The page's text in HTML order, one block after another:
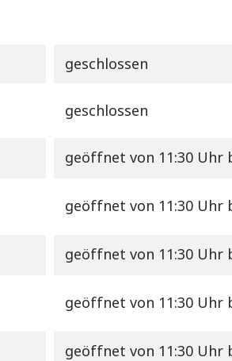
geschlossen
geschlossen
geöffnet von 11:30 Uhr
geöffnet von 11:30 Uhr
geöffnet von 11:30 Uhr
geöffnet von 11:30 Uhr
geöffnet von 11:30 Uhr